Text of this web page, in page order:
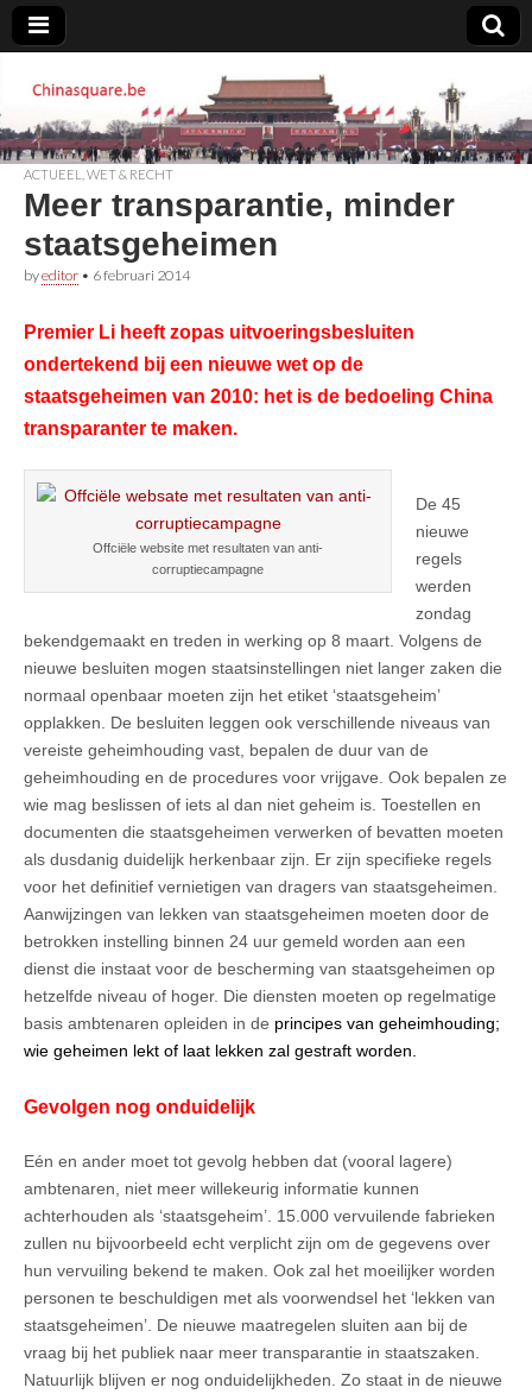
Chinasquare.be
ACTUEEL WET & RECHT
Meer transparantie, minder
staatsgeheimen
byeditor • 6 februari 2014
Premier Li heeft zopas uitvoeringsbesluiten
ondertekend bij een nieuwe wet op de
staatsgeheimen van 2010: het is de bedoeling China
transparanter te maken.
Offciële website met resultaten van anti-
corruptiecampagne
De 45
nieuwe
regels
werden
zondag
bekendgemaakt en treden in werking op 8 maart. Volgens de
nieuwe besluiten mogen staatsinstellingen niet langer zaken die
normaal openbaar moeten zijn het etiket ‘staatsgeheim’
opplakken. De besluiten leggen ook verschillende niveaus van
vereiste geheimhouding vast, bepalen de duur van de
geheimhouding en de procedures voor vrijgave. Ook bepalen ze
wie mag beslissen of iets al dan niet geheim is. Toestellen en
documenten die staatsgeheimen verwerken of bevatten moeten
als dusdanig duidelijk herkenbaar zijn. Er zijn specifieke regels
voor het definitief vernietigen van dragers van staatsgeheimen.
Aanwijzingen van lekken van staatsgeheimen moeten door de
betrokken instelling binnen 24 uur gemeld worden aan een
dienst die instaat voor de bescherming van staatsgeheimen op
hetzelfde niveau of hoger. Die diensten moeten op regelmatige
basis ambtenaren opleiden in de principes van geheimhouding;
wie geheimen lekt of laat lekken zal gestraft worden.
Gevolgen nog onduidelijk
Eén en ander moet tot gevolg hebben dat (vooral lagere)
ambtenaren, niet meer willekeurig informatie kunnen
achterhouden als ‘staatsgeheim’. 15.000 vervuilende fabrieken
zullen nu bijvoorbeeld echt verplicht zijn om de gegevens over
hun vervuiling bekend te maken. Ook zal het moeilijker worden
personen te beschuldigen met als voorwendsel het ‘lekken van
staatsgeheimen’. De nieuwe maatregelen sluiten aan bij de
vraag bij het publiek naar meer transparantie in staatszaken.
Natuurlijk blijven er nog onduidelijkheden. Zo staat in de nieuwe